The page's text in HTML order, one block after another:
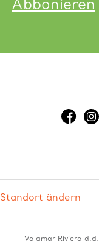
Abbonieren
Standort ändern
Valamar Riviera d.d.